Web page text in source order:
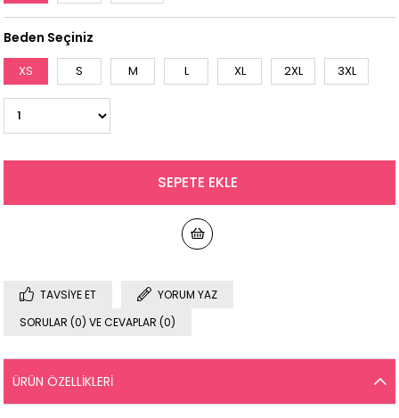
Beden Seçiniz
XS S M L XL 2XL 3XL
TAVSIYE ET
YORUM YAZ
SORULAR (0) VE CEVAPLAR (0)
ÜRÜN ÖZELLIKLERI